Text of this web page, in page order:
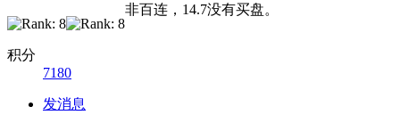
积分
7180
发消息
非百连，14.7没有买盘。